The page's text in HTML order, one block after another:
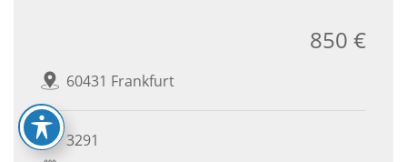
60431 Frankfurt
850 €
3291